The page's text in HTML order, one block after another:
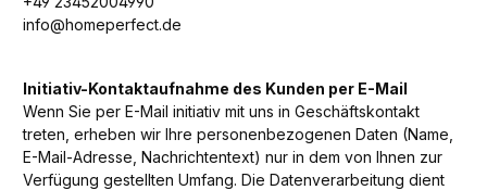
info@homeperfect.de
Initiativ-Kontaktaufnahme des Kunden per E-Mail
Wenn Sie per E-Mail initiativ mit uns in Geschäftskontakt
treten, erheben wir Ihre personenbezogenen Daten (Name,
E-Mail-Adresse, Nachrichtentext) nur in dem von Ihnen zur
Verfügung gestellten Umfang. Die Datenverarbeitung dient